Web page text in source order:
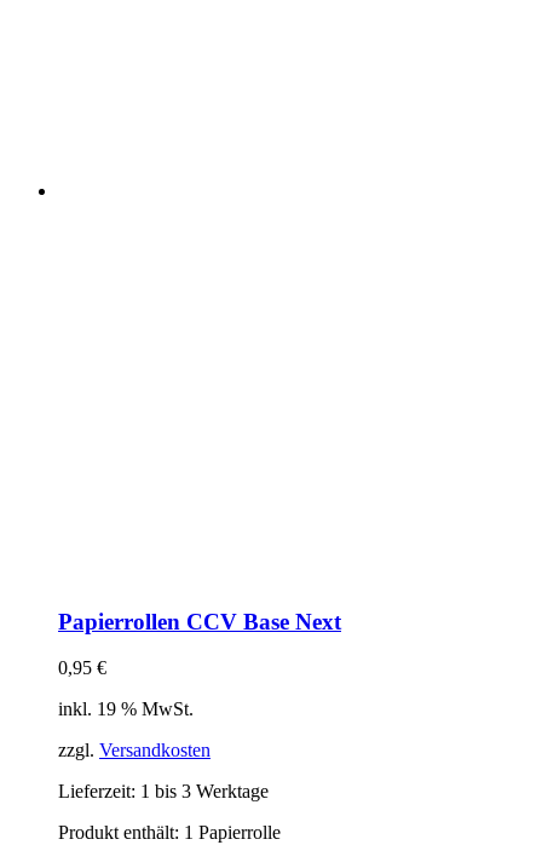
Papierrollen CCV Base Next
0,95 €
inkl. 19 % MwSt.
zzgl. Versandkosten
Lieferzeit: 1 bis 3 Werktage
Produkt enthält: 1 Papierrolle